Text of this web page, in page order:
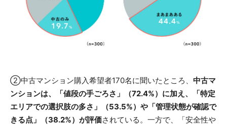
②中古マンション購入希望者170名に聞いたところ、 中古マ
ンションは、「値段の手ごろさ」（72.4%）に加え、「特定
エリアでの選択肢の多さ」（53.5%）や「管理状態が確認で
きる点」（38.2%）が評価されている。一方で、「安全性や